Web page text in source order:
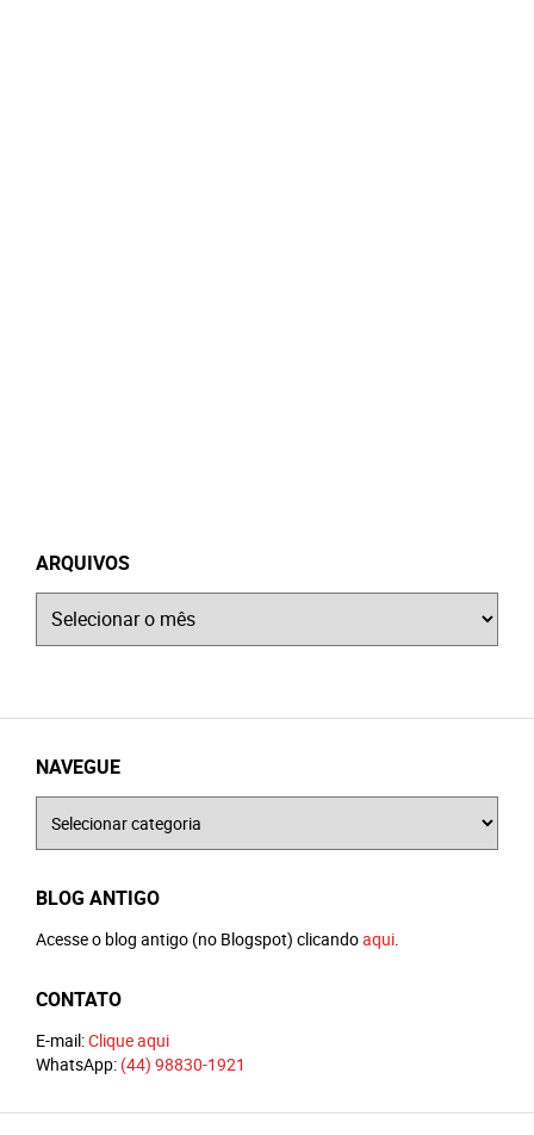
ARQUIVOS
NAVEGUE
BLOG ANTIGO
Acesse o blog antigo (no Blogspot) clicandoaqui
CONTATO
E-mail:Clique aqui
WhatsApp: (44) 98830-1921